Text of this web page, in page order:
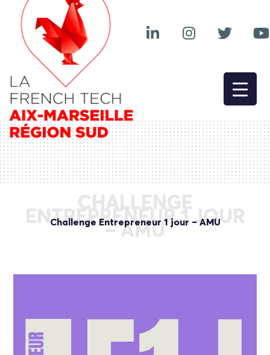
CHALLENGE
ENTREPRENEUR 1 JOUR
– AMU
Challenge Entrepreneur 1 jour – AMU